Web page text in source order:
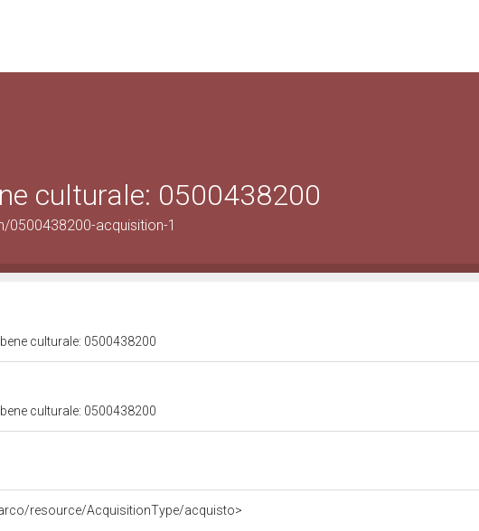
culturale: 0500438200
acquisition-1
culturale: 0500438200
culturale: 0500438200
resource/AcquisitionType/acquisto>